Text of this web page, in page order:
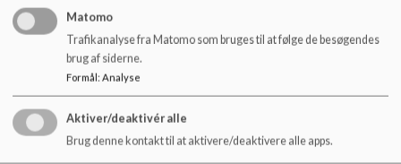
Ledige stillinger
Bliv pædagog på 2,5 år
Kontakt
Grupper/afdelinger
Forældrebestyrelse
Matomo
Trafikanalyse fra Matomo som bruges til at følge de besøgendes
brug af siderne.
Formål: Analyse
Aktiver/deaktivér alle
Brug denne kontakt til at aktivere/deaktivere alle apps.